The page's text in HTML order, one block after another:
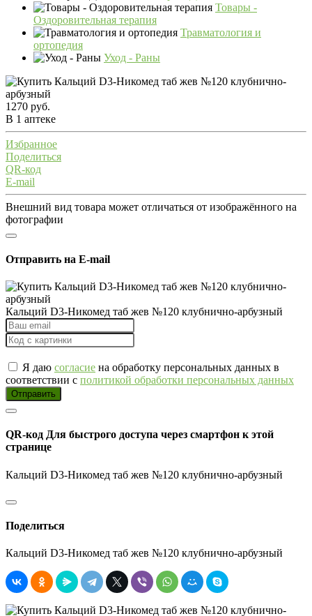
Товары -
Оздоровительная терапия
Травматология и
ортопедия
Уход - Раны
1270 руб.
В 1 аптеке
Избранное
Поделиться
QR-код
E-mail
Внешний вид товара может отличаться от изображённого на
фотографии
Отправить на E-mail
Кальций D3-Никомед таб жев №120 клубнично-арбузный
Я даю согласие на обработку персональных данных в
соответствии с политикой обработки персональных данных
Отправить
QR-код Для быстрого доступа через смартфон к этой
странице
Кальций D3-Никомед таб жев №120 клубнично-арбузный
Поделиться
Кальций D3-Никомед таб жев №120 клубнично-арбузный